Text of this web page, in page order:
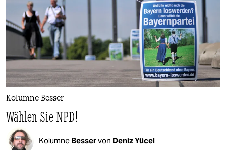
Kolumne Besser
Wählen Sie NPD!
Kolumne Besservon Deniz Yücel